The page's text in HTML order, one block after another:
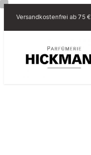
Versandkostenfrei ab 75